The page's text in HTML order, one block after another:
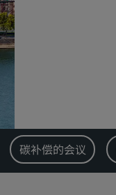
碳补偿的会议